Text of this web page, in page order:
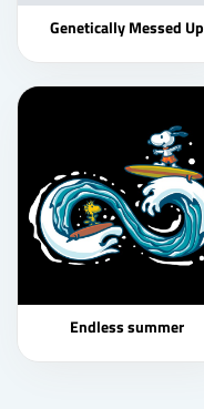
Genetically Messed Up
Endless summer